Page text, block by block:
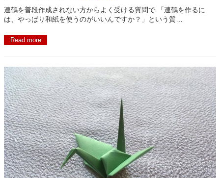
連鶴を普段作成されない方からよく受ける質問で 「連鶴を作るに
は、やっぱり和紙を使うのがいいんですか？」という質…
Read more